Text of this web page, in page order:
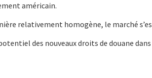
américain.
relativement homogène, le marché
des nouveaux droits de douane